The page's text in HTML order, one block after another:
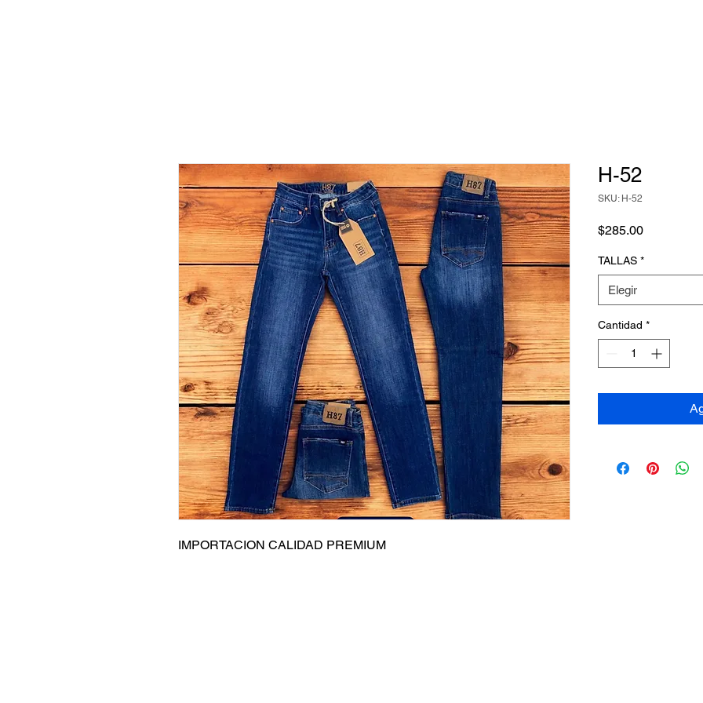
IMPORTACION CALIDAD PREMIUM
H-52
SKU: H-52
$285.00Precio
TALLAS *
Elegir
Cantidad *